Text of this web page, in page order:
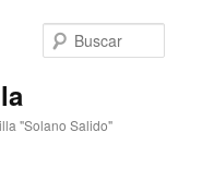
"Solano Salido"